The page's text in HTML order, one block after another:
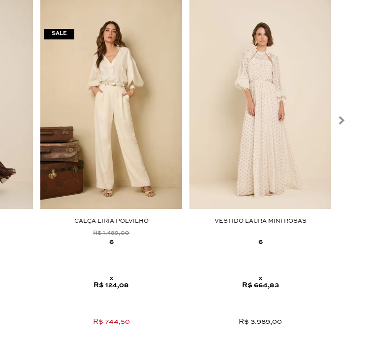
CALÇA LIRIA POLVILHO
R$ 1.489,00
6
x
R$ 124,08
R$ 744,50
VESTIDO LAURA MINI ROSAS
6
x
R$ 664,83
R$ 3.989,00